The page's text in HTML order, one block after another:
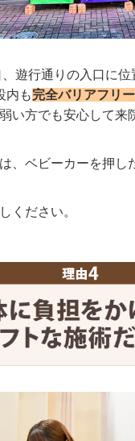
遊行通りの入口に
内も完全バリアフリ
い方でも安心して来
、ベビーカーを押し
ください。